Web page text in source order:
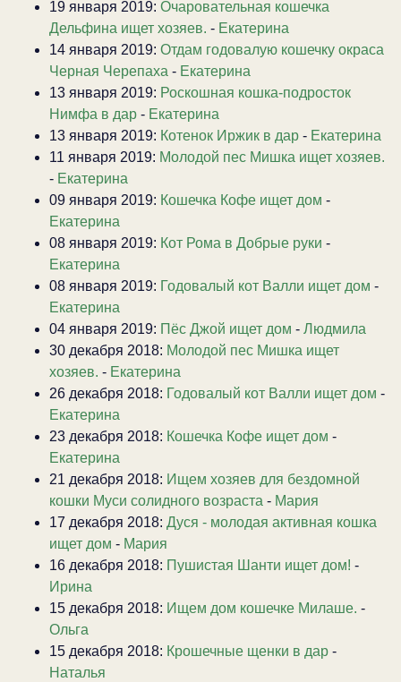
19 января 2019: Очаровательная кошечка
Дельфина ищет хозяев. - Екатерина
14 января 2019: Отдам годовалую кошечку окраса
Черная Черепаха - Екатерина
13 января 2019: Роскошная кошка-подросток
Нимфа в дар - Екатерина
13 января 2019: Котенок Иржик в дар - Екатерина
11 января 2019: Молодой пес Мишка ищет хозяев.
- Екатерина
09 января 2019: Кошечка Кофе ищет дом -
Екатерина
08 января 2019: Кот Рома в Добрые руки -
Екатерина
08 января 2019: Годовалый кот Валли ищет дом -
Екатерина
04 января 2019: Пёс Джой ищет дом - Людмила
30 декабря 2018: Молодой пес Мишка ищет
хозяев. - Екатерина
26 декабря 2018: Годовалый кот Валли ищет дом -
Екатерина
23 декабря 2018: Кошечка Кофе ищет дом -
Екатерина
21 декабря 2018: Ищем хозяев для бездомной
кошки Муси солидного возраста - Мария
17 декабря 2018: Дуся - молодая активная кошка
ищет дом - Мария
16 декабря 2018: Пушистая Шанти ищет дом! -
Ирина
15 декабря 2018: Ищем дом кошечке Милаше. -
Ольга
15 декабря 2018: Крошечные щенки в дар -
Наталья